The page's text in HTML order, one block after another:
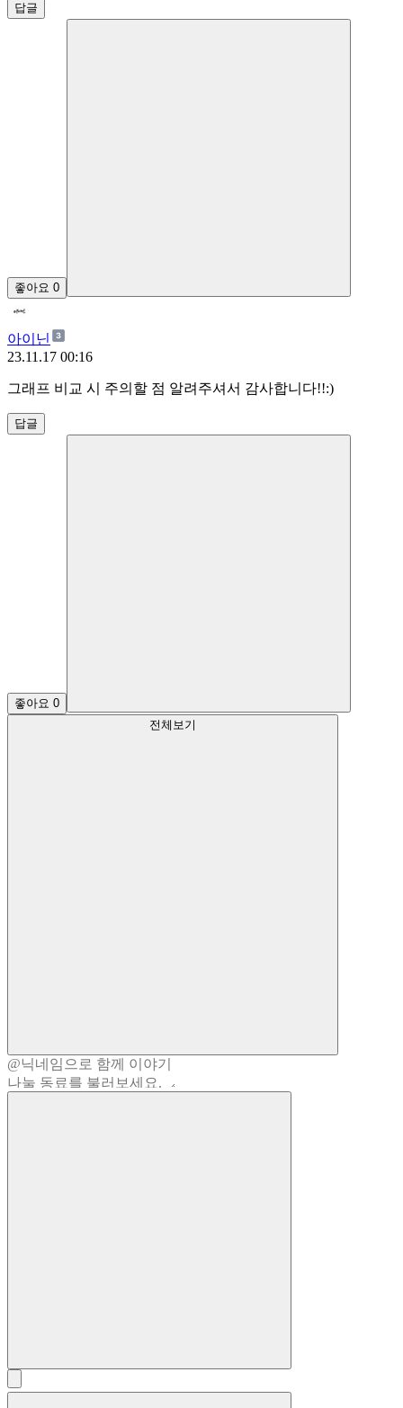
답글
좋아요 0
아이닌
23.11.17 00:16
그래프 비교 시 주의할 점 알려주셔서 감사합니다!!:)
답글
좋아요 0
전체보기